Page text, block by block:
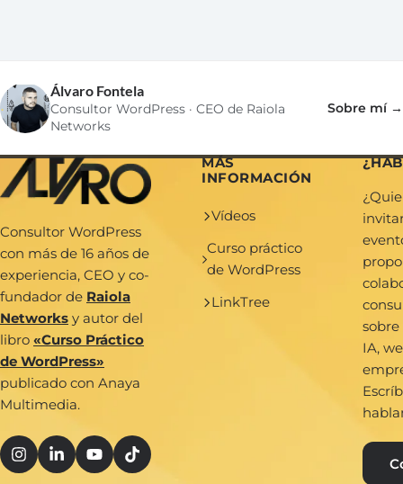
Álvaro Fontela
Consultor WordPress · CEO de Raiola
Networks
Sobre mí →
Consultor WordPress
con más de 16 años de
experiencia, CEO y co-
fundador de Raiola
Networks y autor del
libro «Curso Práctico
de WordPress»
publicado con Anaya
Multimedia.
MÁS
INFORMACIÓN
Vídeos
Curso práctico
de WordPress
LinkTree
sobre
IA,